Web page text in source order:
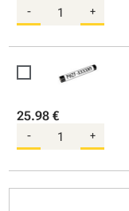
- +
25.98 €
- +